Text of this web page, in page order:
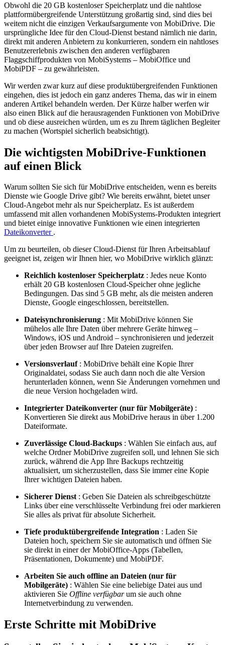
Obwohl die 20 GB kostenloser Speicherplatz und die nahtlose
plattformübergreifende Unterstützung großartig sind, sind dies bei
weitem nicht die einzigen Verkaufsargumente von MobiDrive. Die
ursprüngliche Idee für den Cloud-Dienst bestand nämlich nie darin,
direkt mit anderen Anbietern zu konkurrieren, sondern ein nahtloses
Benutzererlebnis zwischen den anderen verfügbaren
Flaggschiffprodukten von MobiSystems – MobiOffice und
MobiPDF – zu gewährleisten.
Wir werden zwar kurz auf diese produktübergreifenden Funktionen
eingehen, dies ist jedoch ein ganz anderes Thema, das wir in einem
anderen Artikel behandeln werden. Der Kürze halber werfen wir
also einen Blick auf die herausragenden Funktionen von MobiDrive
und ob diese ausreichen würden, um es zu Ihrem täglichen Begleiter
zu machen (Wortspiel sicherlich beabsichtigt).
Die wichtigsten MobiDrive-Funktionen
auf einen Blick
Warum sollten Sie sich für MobiDrive entscheiden, wenn es bereits
Dienste wie Google Drive gibt? Wie bereits erwähnt, bietet unser
Cloud-Angebot mehr als nur Speicherplatz. Es ist außerdem
umfassend mit allen vorhandenen MobiSystems-Produkten integriert
und bietet einige innovative Funktionen wie einen integrierten
Dateikonverter .
Um zu beurteilen, ob dieser Cloud-Dienst für Ihren Arbeitsablauf
geeignet ist, zeigen wir Ihnen hier, wo MobiDrive wirklich glänzt:
Reichlich kostenloser Speicherplatz : Jedes neue Konto
erhält 20 GB kostenlosen Cloud-Speicher ohne jegliche
Bedingungen. Das sind 5 GB mehr, als die meisten anderen
Dienste, Google eingeschlossen, bereitstellen.
Dateisynchronisierung : Mit MobiDrive können Sie
mühelos alle Ihre Daten über mehrere Geräte hinweg –
Windows, iOS und Android – synchronisieren und jederzeit
über jeden Browser auf Ihre Dateien zugreifen.
Versionsverlauf : MobiDrive behält eine Kopie Ihrer
Originaldatei, sodass Sie auch dann noch die alte Version
herunterladen können, wenn Sie Änderungen vornehmen und
die neue Version hochgeladen wird.
Integrierter Dateikonverter (nur für Mobilgeräte) :
Konvertieren Sie direkt aus MobiDrive heraus in über 1.200
Dateiformate.
Zuverlässige Cloud-Backups : Wählen Sie einfach aus, auf
welche Ordner MobiDrive zugreifen soll, und lehnen Sie sich
zurück, während die App Ihre Backups rechtzeitig
aktualisiert, um sicherzustellen, dass Sie immer eine Kopie
Ihrer wichtigen Dateien haben.
Sicherer Dienst : Geben Sie Dateien als schreibgeschützte
Links über eine verschlüsselte Verbindung frei oder markieren
Sie alles als privat für absolute Sicherheit.
Tiefe produktübergreifende Integration : Laden Sie
Dateien hoch, speichern Sie sie automatisch und öffnen Sie
sie direkt in einer der MobiOffice-Apps (Tabellen,
Präsentationen, Dokumente) und MobiPDF.
Arbeiten Sie auch offline an Dateien (nur für
Mobilgeräte) : Wählen Sie eine beliebige Datei aus und
aktivieren Sie Offline verfügbarum sie auch ohne
Internetverbindung zu verwenden.
Erste Schritte mit MobiDrive